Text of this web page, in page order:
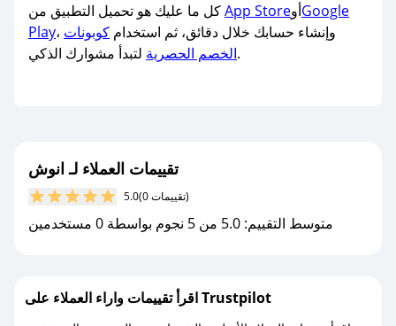
App StoreأوGoogle
Play
، وإنشاء حسابك خلال دقائق، ثم استخدام كوبونات
الخصم الحصريةلتبدأ مشوارك الذكي.
تقييمات العملاء لـ انوش
5.0 (0 تقييمات)
متوسط التقييم: 5.0 من 5 نجوم بواسطة 0 مستخدمين
اقرأ تقييمات واراء العملاء على Trustpilot